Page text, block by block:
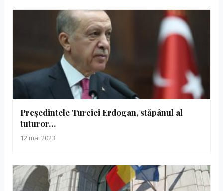
Președintele Turciei Erdogan, stăpânul al
tuturor…
12 mai 2023